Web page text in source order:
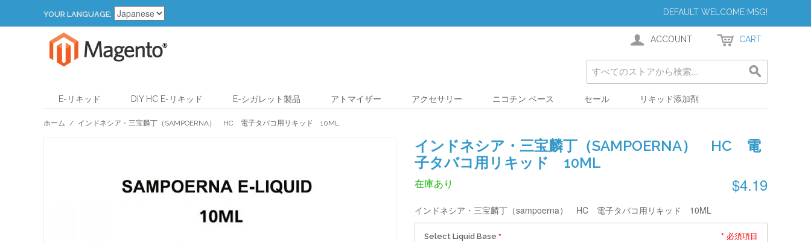
YOUR LANGUAGE: DEFAULT WELCOME MSG!
ACCOUNT CART
E-リキッド DIY HC E-リキッド E-シガレット製品 アトマイザー アクセサリー ニコチン ベース セール リキッド添加剤
ホーム / インドネシア・三宝麟丁（SAMPOERNA） HC 電子タバコ用リキッド 10ML
インドネシア・三宝麟丁（SAMPOERNA） HC 電
子タバコ用リキッド 10ML
$4.19
在庫あり
インドネシア・三宝麟丁（sampoerna） HC 電子タバコ用リキッド 10ML
Select Liquid Base * 必須項目